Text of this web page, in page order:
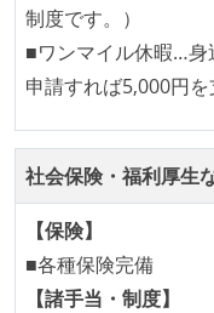
職業安定法に対
受動喫煙防止措
受動喫煙防止措置
置）
制度です。）
■ワンマイル休暇…身
申請すれば5,000円を
社会保険・福利厚生
【保険】
■各種保険完備
【諸手当・制度】